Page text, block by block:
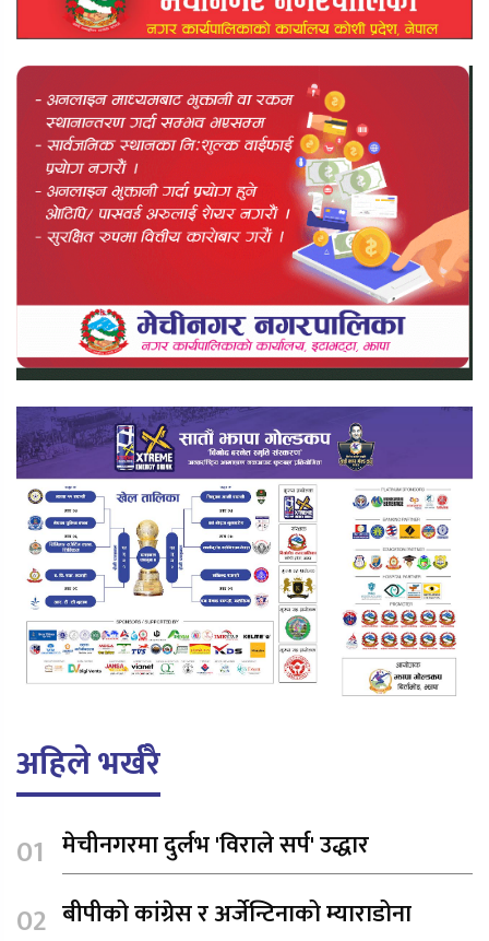
अहिले भर्खरै
मेचीनगरमा दुर्लभ 'विराले सर्प' उद्धार
बीपीको कांग्रेस र अर्जेन्टिनाको म्याराडोना